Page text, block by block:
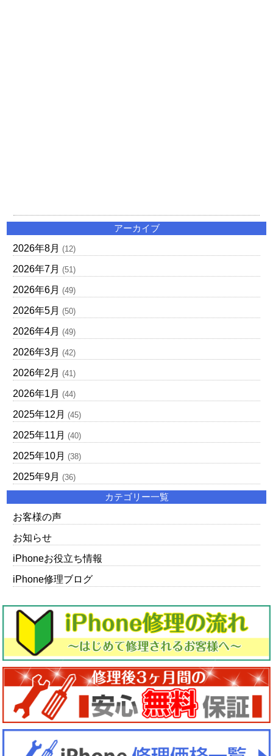
アーカイブ
2026年8月 (12)
2026年7月 (51)
2026年6月 (49)
2026年5月 (50)
2026年4月 (49)
2026年3月 (42)
2026年2月 (41)
2026年1月 (44)
2025年12月 (45)
2025年11月 (40)
2025年10月 (38)
2025年9月 (36)
カテゴリー一覧
お客様の声
お知らせ
iPhoneお役立ち情報
iPhone修理ブログ